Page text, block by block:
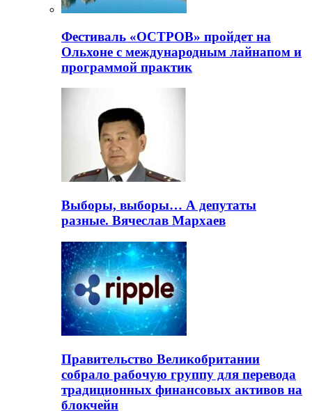
Фестиваль «ОСТРОВ» пройдет на
Ольхоне с международным лайнапом и
программой практик
Выборы, выборы… А депутаты
разные. Вячеслав Мархаев
Правительство Великобритании
собрало рабочую группу для перевода
традиционных финансовых активов на
блокчейн